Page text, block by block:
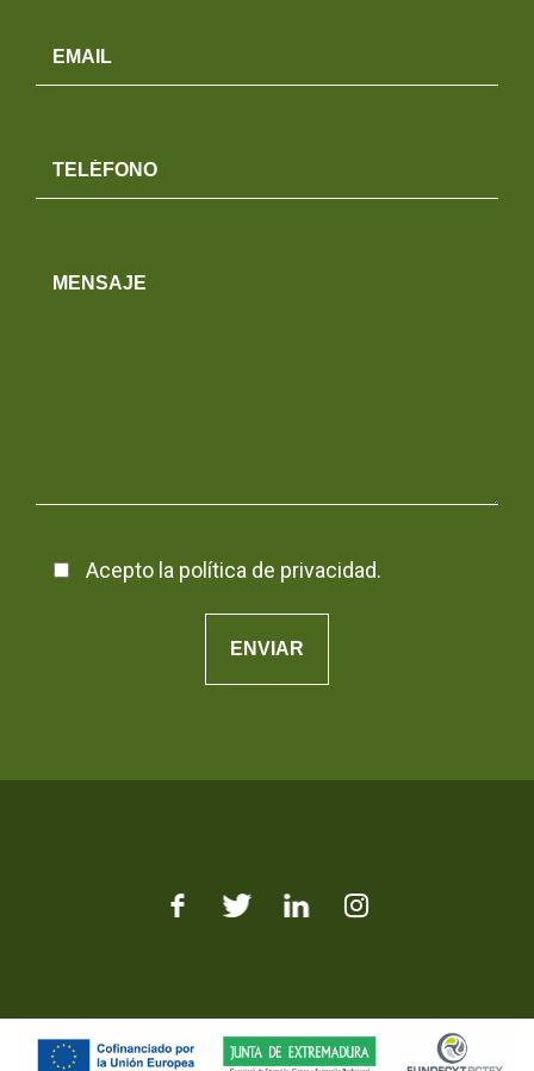
Acepto la política de privacidad.